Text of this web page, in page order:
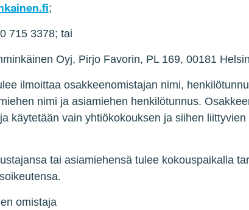
;
715 3378; tai
Oyj, Pirjo Favorin, PL 169, 00181
ilmoittaa osakkeenomistajan nimi,
nimi ja asiamiehen henkilötunnus.
käytetään vain yhtiökokouksen ja siihen
tai asiamiehensä tulee kokouspaikalla
omistaja